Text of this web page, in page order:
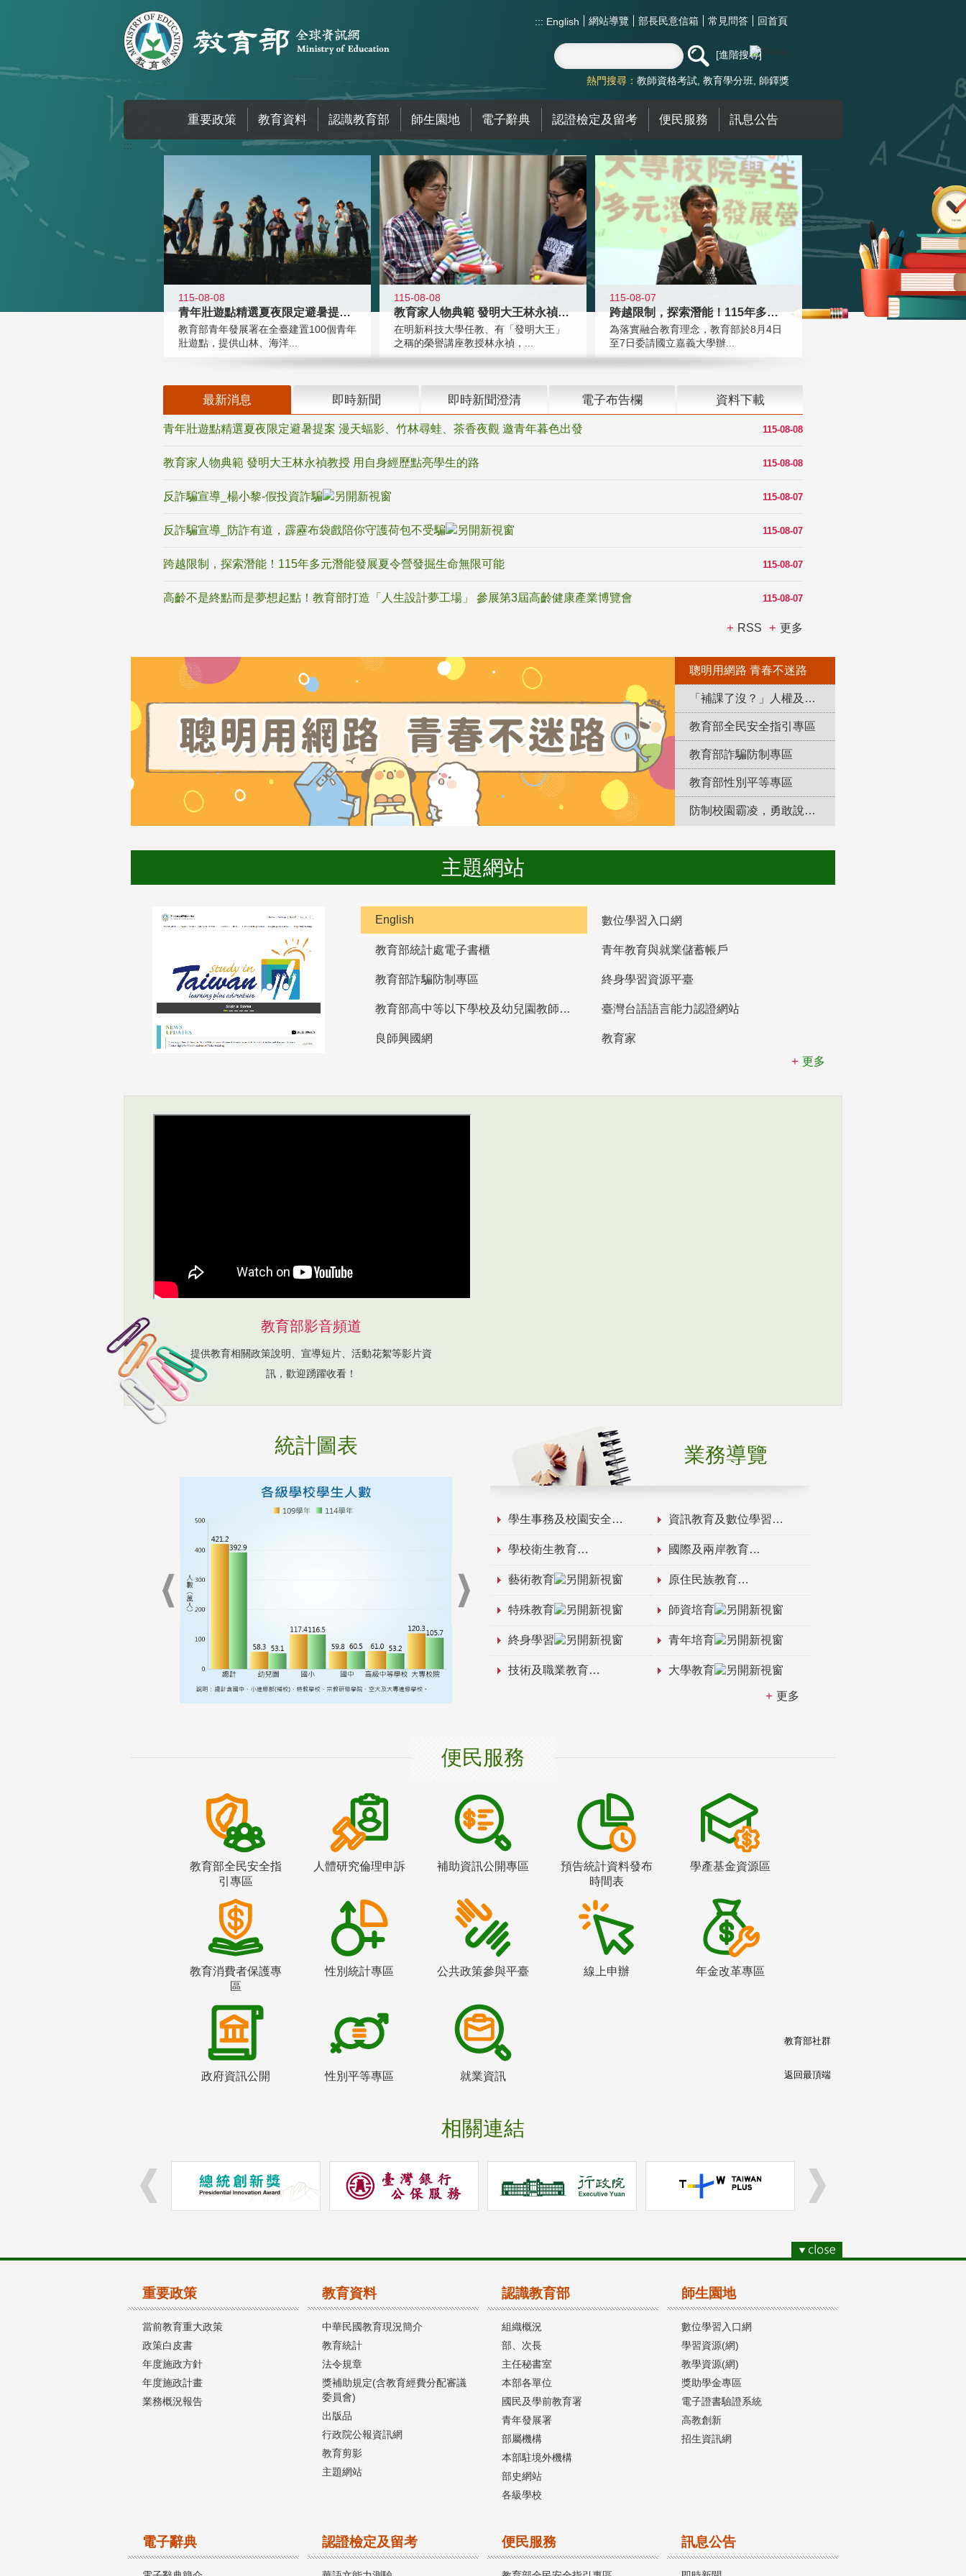
::: English 網站導覽 部長民意信箱 常見問答 回首頁
進階搜尋
熱門搜尋： 教師資格考試 教育學分班 師鐸獎
重要政策 教育資料 認識教育部 師生園地 電子辭典 認證檢定及留考 便民服務 訊息公告
:::
115-08-08
青年壯遊點精選夏夜限定避暑提案 漫
教育部青年發展署在全臺建置100個青年
壯遊點，提供山林、海洋...
115-08-08
教育家人物典範 發明大王林永禎教授
在明新科技大學任教、有「發明大王」
之稱的榮譽講座教授林永禎，...
115-08-07
跨越限制，探索潛能！115年多元潛
為落實融合教育理念，教育部於8月4日
至7日委請國立嘉義大學辦...
最新消息 即時新聞 即時新聞澄清 電子布告欄 資料下載
115-08-08
青年壯遊點精選夏夜限定避暑提案 漫天蝠影、竹林尋蛙、茶香夜觀 邀青年暮色出發
115-08-08
教育家人物典範 發明大王林永禎教授 用自身經歷點亮學生的路
115-08-07
反詐騙宣導_楊小黎-假投資詐騙
115-08-07
反詐騙宣導_防詐有道，霹靂布袋戲陪你守護荷包不受騙
115-08-07
跨越限制，探索潛能！115年多元潛能發展夏令營發掘生命無限可能
115-08-07
高齡不是終點而是夢想起點！教育部打造「人生設計夢工場」 參展第3屆高齡健康產業博覽會
RSS 更多
聰明用網路 青春不迷路
「補課了沒？」人權及轉型正義教育專區
教育部全民安全指引專區
教育部詐騙防制專區
教育部性別平等專區
防制校園霸凌，勇敢說出來！
主題網站
English 數位學習入口網
教育部統計處電子書櫃 青年教育與就業儲蓄帳戶
教育部詐騙防制專區 終身學習資源平臺
教育部高中等以下學校及幼兒園教師資格檢定考試 臺灣台語語言能力認證網站
良師興國網
教育家
更多
教育部影音頻道
提供教育相關政策說明、宣導短片、活動花絮等影片資
訊，歡迎踴躍收看！
統計圖表 業務導覽
學生事務及校園安全 資訊教育及數位學習
學校衛生教育 國際及兩岸教育
藝術教育 原住民族教育
特殊教育 師資培育
終身學習 青年培育
技術及職業教育 大學教育
更多
便民服務
教育部全民安全指
引專區
人體研究倫理申訴 補助資訊公開專區
預告統計資料發布
時間表
學產基金資源區
教育消費者保護專
區
性別統計專區 公共政策參與平臺 線上申辦 年金改革專區
政府資訊公開 性別平等專區 就業資訊
相關連結
教育部社群
返回最頂端
重要政策
當前教育重大政策
政策白皮書
年度施政方針
年度施政計畫
業務概況報告
教育資料
中華民國教育現況簡介
教育統計
法令規章
獎補助規定(含教育經費分配審議
委員會)
出版品
行政院公報資訊網
教育剪影
主題網站
認識教育部
組織概況
部、次長
主任秘書室
本部各單位
國民及學前教育署
青年發展署
部屬機構
本部駐境外機構
部史網站
各級學校
師生園地
數位學習入口網
學習資源(網)
教學資源(網)
獎助學金專區
電子證書驗證系統
高教創新
招生資訊網
電子辭典 認證檢定及留考 便民服務 訊息公告